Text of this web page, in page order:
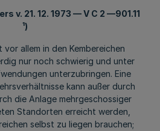
v. 21. 12. 1973 — V C 2 —901.11
¹)
vor allem in den Kembereichen
nur noch schwierig und unter
unterzubringen. Eine
kann außer durch
die Anlage mehrgeschossiger
Standorten erreicht werden,
selbst zu liegen brauchen;